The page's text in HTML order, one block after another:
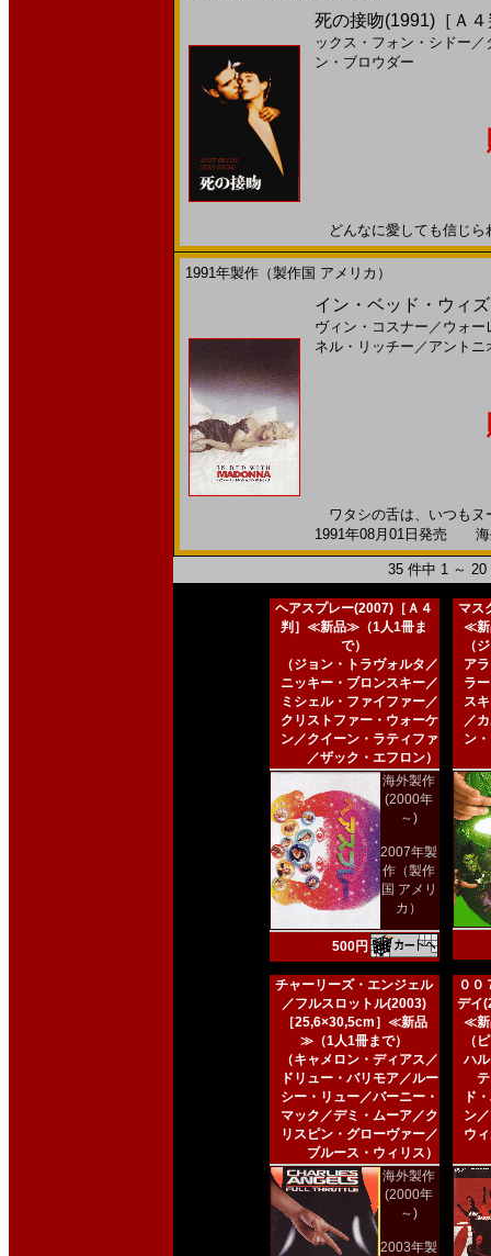
死の接吻(1991)［Ａ
ックス・フォン・シドー ／
ン・ブロウダー
どんなに愛しても信じ
1991年製作（製作国 アメリカ）
イン・ベッド・ウィ
ヴィン・コスナー ／ ウォー
ネル・リッチー ／ アントニ
ワタシの舌は、いつもヌ
1991年08月01日発売 海
35 件中 1 ～
ヘアスプレー(2007)［Ａ４
判］≪新品≫（1人1冊ま
で）
（ジョン・トラヴォルタ／
ニッキー・ブロンスキー／
ミシェル・ファイファー／
クリストファー・ウォーケ
ン／クイーン・ラティファ
／ザック・エフロン）
海外製作
(2000年
～)
2007年製
作（製作
国 アメリ
カ）
500円
マス
≪新
（
ア
ラ
ス
／
ン
チャーリーズ・エンジェル
／フルスロットル(2003)
［25,6×30,5cm］≪新品
≫（1人1冊まで）
（キャメロン・ディアス／
ドリュー・バリモア／ルー
シー・リュー／バーニー・
マック／デミ・ムーア／ク
リスピン・グローヴァー／
ブルース・ウィリス）
海外製作
(2000年
～)
2003年製
００
デイ
≪新
（
ハ
ド
ン
ウ